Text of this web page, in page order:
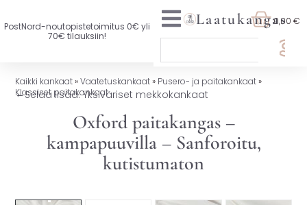
PostNord-noutopistetoimitus 0€ yli
70€ tilauksiin!
UUTTA VALIKOIMASSA
KAIKKI KANKAAT
VAATETUSKANKAAT
SISUSTUSKANKAAT
Laatukangas0,00 €
Kaikki kankaat»Vaatetuskankaat» Pusero- ja paitakankaat»
Klassiset paitakankaat
←Selaa lisää: Yksiväriset mekkokankaat
Oxford paitakangas –
kampapuuvilla – Sanforoitu,
kutistumaton